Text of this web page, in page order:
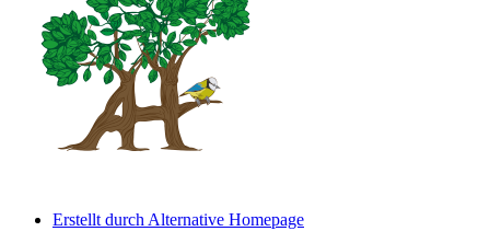
Erstellt durch Alternative Homepage